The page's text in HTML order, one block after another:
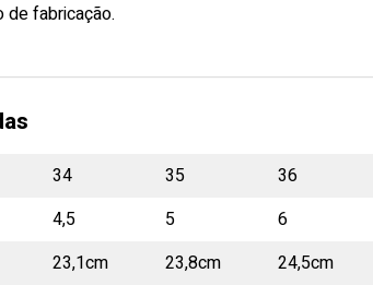
de fabricação.
34 35 36
4,5 5 6
23,1cm 23,8cm 24,5cm